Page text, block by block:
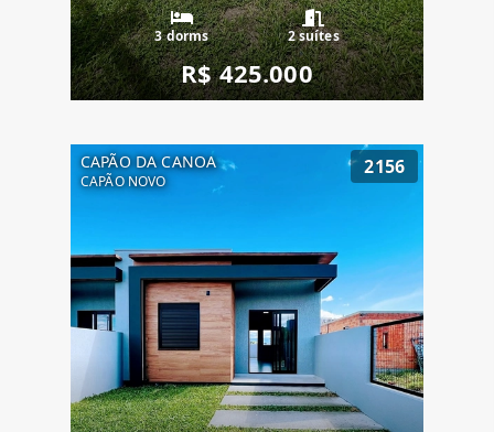
3 dorms 2 suítes
R$ 425.000
CAPÃO DA CANOA
CAPÃO NOVO
2156